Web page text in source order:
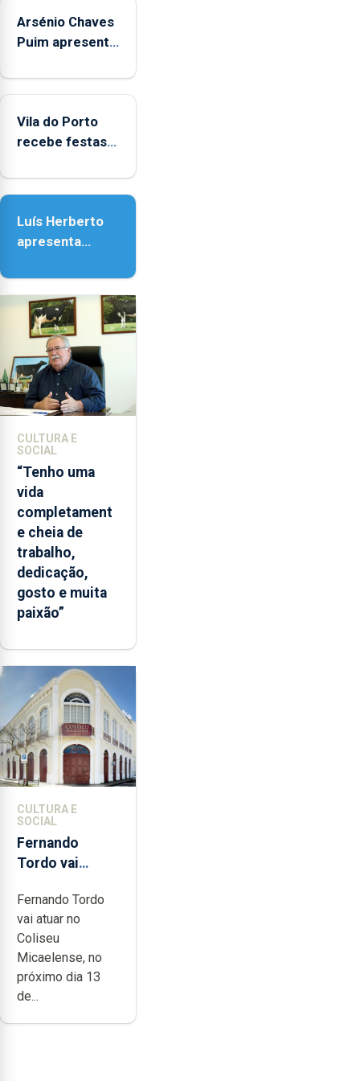
Arsénio Chaves
Puim apresenta
Biblioteca de
Vila do Porto
recebe festas
Nossa Senhora
Luís Herberto
apresenta
Paisagem’
CULTURA E
SOCIAL
“Tenho uma
vida
completament
e cheia de
trabalho,
dedicação,
gosto e muita
paixão”
CULTURA E
SOCIAL
Fernando
Tordo vai
anos de
carreira no
Coliseu
Micaelense
Fernando Tordo
vai atuar no
Coliseu
Micaelense, no
próximo dia 13
de...